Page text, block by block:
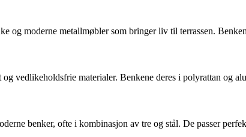
og moderne metallmøbler som bringer liv til terrassen.
vedlikeholdsfrie materialer. Benkene deres i polyrattan og
benker, ofte i kombinasjon av tre og stål. De passer